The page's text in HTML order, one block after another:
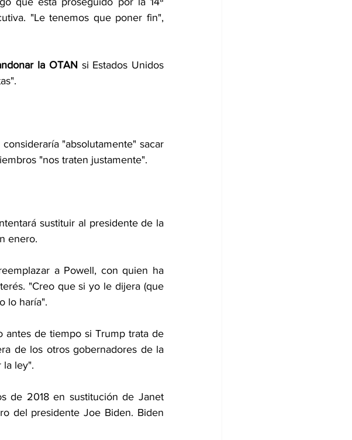
"Le tenemos que poner fin",
la OTAN si Estados Unidos
"absolutamente" sacar
"nos traten justamente".
sustituir al presidente de la
enero.
a Powell, con quien ha
"Creo que si yo le dijera (que
lo haría".
antes de tiempo si Trump trata de
de los otros gobernadores de la
la ley".
de 2018 en sustitución de Janet
del presidente Joe Biden. Biden